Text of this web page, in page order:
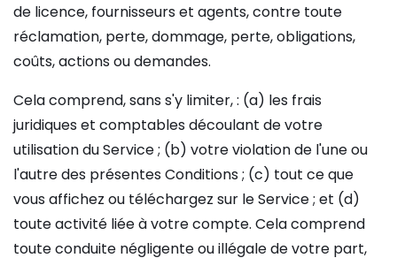
de licence, fournisseurs et agents, contre toute
réclamation, perte, dommage, perte, obligations,
coûts, actions ou demandes.
Cela comprend, sans s'y limiter, : (a) les frais
juridiques et comptables découlant de votre
utilisation du Service ; (b) votre violation de l'une ou
l'autre des présentes Conditions ; (c) tout ce que
vous affichez ou téléchargez sur le Service ; et (d)
toute activité liée à votre compte. Cela comprend
toute conduite négligente ou illégale de votre part,